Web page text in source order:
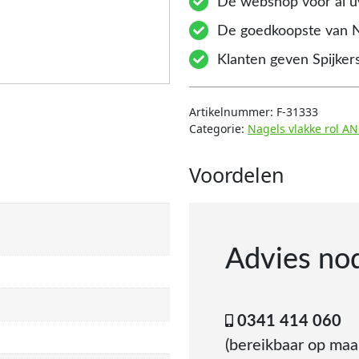
De goedkoopste van
Klanten geven
Artikelnummer: F-31333
Categorie: Nagels vlakke rol
Voordelen
Advies
0341 414 060
(bereikbaar op